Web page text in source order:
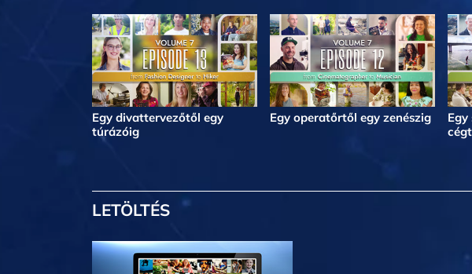
Egy divattervezőtől egy
túrázóig
Egy operatőrtől egy zenészig
LETÖLTÉS